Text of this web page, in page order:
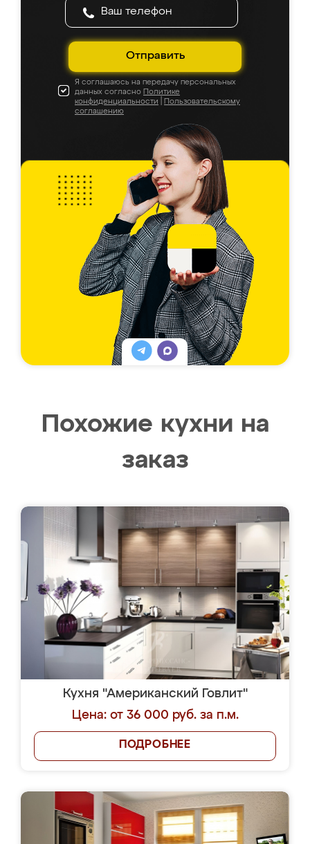
Отправить
Я соглашаюсь на передачу персональных
данных согласно Политике
конфиденциальности
Пользовательскому
соглашению
Похожие кухни на
заказ
Кухня "Американский Говлит"
Цена: от 36 000 руб. за п.м.
ПОДРОБНЕЕ